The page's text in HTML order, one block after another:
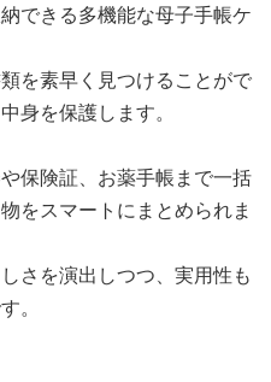
できる多機能な母子手帳ケ
を素早く見つけることがで
身を保護します。
保険証、お薬手帳まで一括
をスマートにまとめられま
さを演出しつつ、実用性も
。